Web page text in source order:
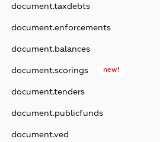
document.taxdebts
document.enforcements
document.balances
document.scorings new!
document.tenders
document.publicfunds
document.ved